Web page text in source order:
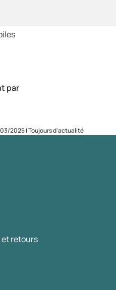
par
2025 | Toujours d’actualité
retours